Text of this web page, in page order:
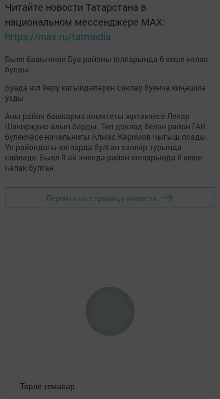
Читайте новости Татарстана в
национальном мессенджере MАХ:
https://max.ru/tatmedia
Быел башыннан Буа районы юлларында 6 кеше һәлак
булды
Буада юл йөрү кагыйдәләрен саклау буенча киңәшмә
узды.
Аны район башкарма комитеты җитәкчесе Ленар
Шакирҗано алып барды. Төп доклад белән район ГАИ
бүлекчәсе начальнигы Алмас Кәримов чыгыш ясады.
Ул райондагы юлларда булган хәлләр турында
сөйләде. Быел 9 ай эчендә район юлларында 6 кеше
һәлак булган.
Перейти на страницу новости
Төрле темалар